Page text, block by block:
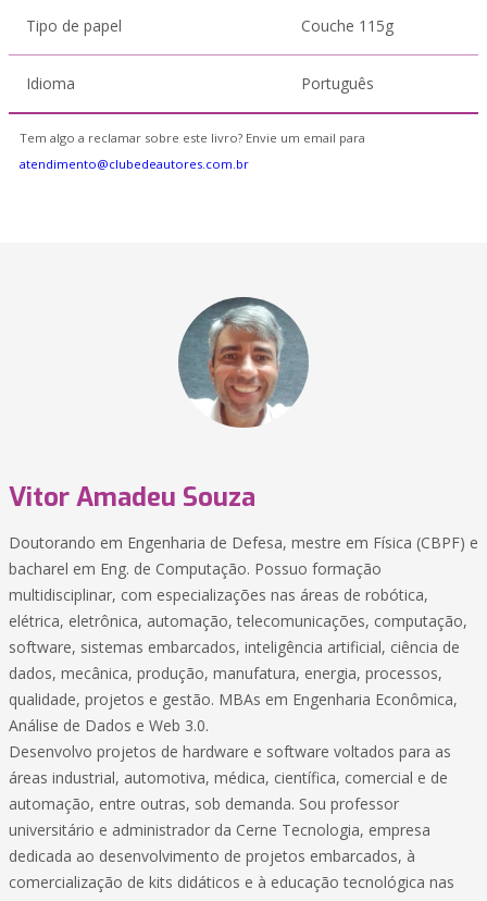
Tipo de papel Couche 115g
Idioma Português
Tem algo a reclamar sobre este livro? Envie um email para
atendimento@clubedeautores.com.br
Vitor Amadeu Souza
Doutorando em Engenharia de Defesa, mestre em Física (CBPF) e
bacharel em Eng. de Computação. Possuo formação
multidisciplinar, com especializações nas áreas de robótica,
elétrica, eletrônica, automação, telecomunicações, computação,
software, sistemas embarcados, inteligência artificial, ciência de
dados, mecânica, produção, manufatura, energia, processos,
qualidade, projetos e gestão. MBAs em Engenharia Econômica,
Análise de Dados e Web 3.0.
Desenvolvo projetos de hardware e software voltados para as
áreas industrial, automotiva, médica, científica, comercial e de
automação, entre outras, sob demanda. Sou professor
universitário e administrador da Cerne Tecnologia, empresa
dedicada ao desenvolvimento de projetos embarcados, à
comercialização de kits didáticos e à educação tecnológica nas